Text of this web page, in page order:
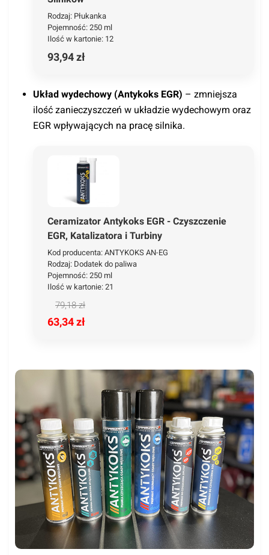
Rodzaj: Płukanka
Pojemność: 250 ml
Ilość w kartonie: 12
93,94 zł
Układ wydechowy (Antykoks EGR) – zmniejsza
ilość zanieczyszczeń w układzie wydechowym oraz
EGR wpływających na pracę silnika.
Ceramizator Antykoks EGR - Czyszczenie
EGR, Katalizatora i Turbiny
Kod producenta: ANTYKOKS AN-EG
Rodzaj: Dodatek do paliwa
Pojemność: 250 ml
Ilość w kartonie: 21
79,18 zł
63,34 zł